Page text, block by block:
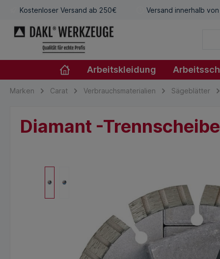
Kostenloser Versand ab 250€ Versand innerhalb
Arbeitskleidung
Marken Carat Verbrauchsmaterialien Sägeblätter
Diamant -